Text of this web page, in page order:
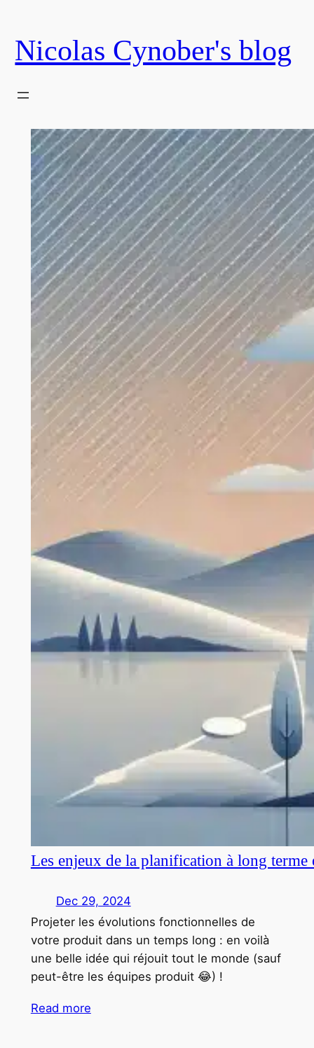
content
Nicolas Cynober's blog
Les enjeux de la planification à long terme
Dec 29, 2024
Projeter les évolutions fonctionnelles de
votre produit dans un temps long : en voilà
une belle idée qui réjouit tout le monde (sauf
peut-être les équipes produit 😂) !
Read more